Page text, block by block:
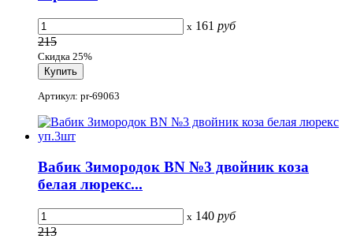
x 161 руб
215
Скидка 25%
Артикул: pr-69063
Вабик Зимородок BN №3 двойник коза
белая люрекс...
x 140 руб
213